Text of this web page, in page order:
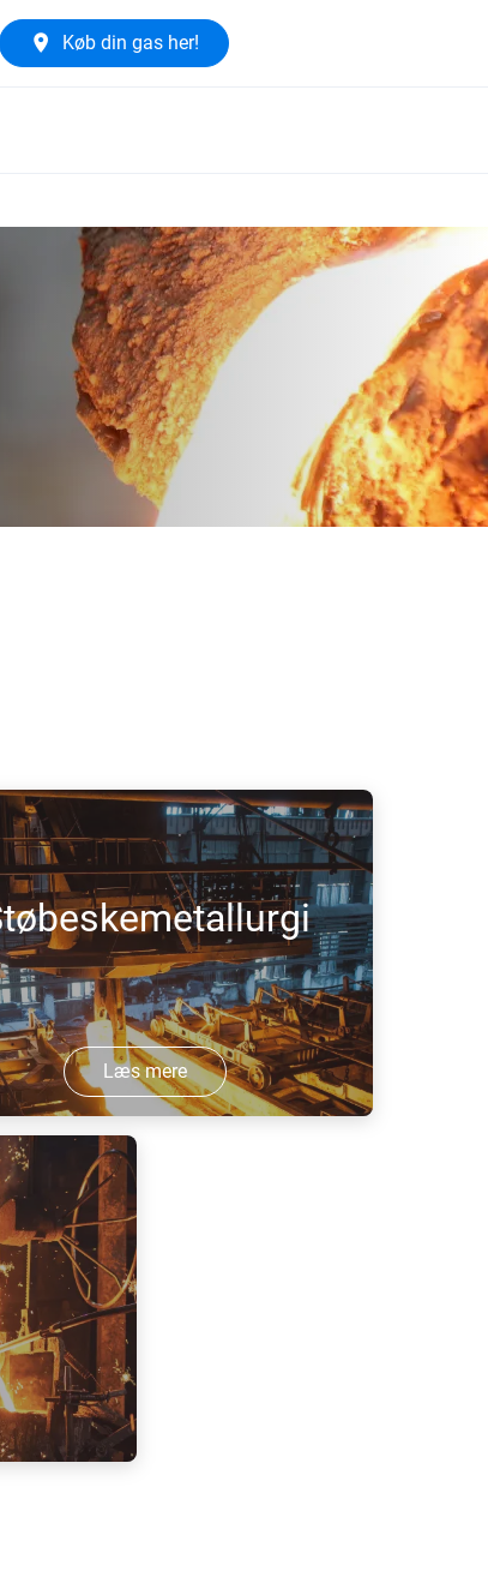
Køb din gas her!
Læs mere
til at blande og rense det
stål.